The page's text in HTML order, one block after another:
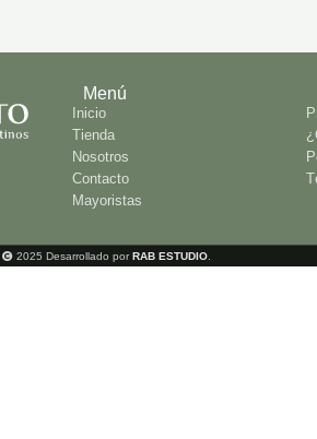
Menú
Inicio
Tienda
Nosotros
Contacto
Mayoristas
2025 Desarrollado porRAB ESTUDIO